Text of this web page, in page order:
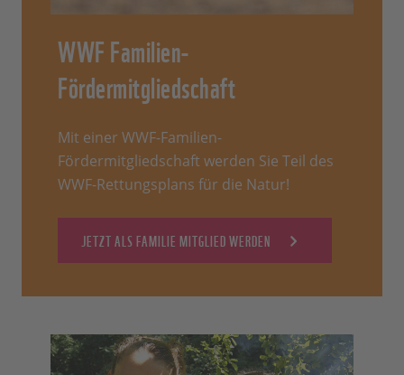
WWF Familien-
Fördermitgliedschaft
Mit einer WWF-Familien-
Fördermitgliedschaft werden Sie Teil des
WWF-Rettungsplans für die Natur!
JETZT ALS FAMILIE MITGLIED WERDEN